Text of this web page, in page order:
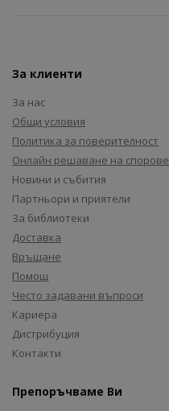
За клиенти
За нас
Общи условия
Политика за поверителност
Онлайн решаване на спорове
Новини и събития
Партньори и приятели
За библиотеки
Доставка
Връщане
Помощ
Често задавани въпроси
Кариера
Дистрибуция
Контакти
Препоръчваме Ви